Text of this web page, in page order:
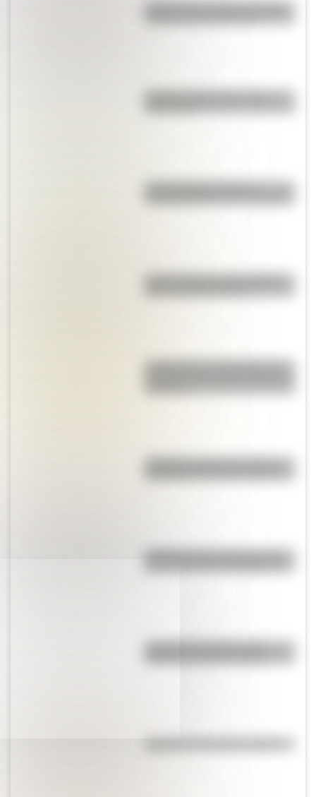
Revolución de Octubre: origen,
Mafalda: ¿Quiénes son sus
Los duendes producen
Las 12 máximas de San Martín
La Coquena y el Pombero: los
"Dibujitos eran los de antes":
Cuando vence el veneno, ¿se
¿Cuál fue la relación entre